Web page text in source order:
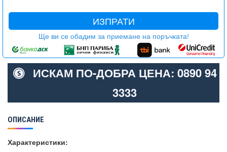
ИЗПРАТИ
Ще ви се обадим за приемане на поръчката!
ИСКАМ ПО-ДОБРА ЦЕНА: 0890 94
3333
ОПИСАНИЕ
Характеристики: